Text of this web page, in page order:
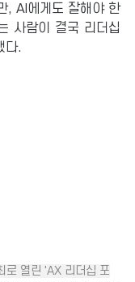
, AI에게도 잘해야 한
사람이 결국 리더십
다.
로 열린 'AX 리더십 포